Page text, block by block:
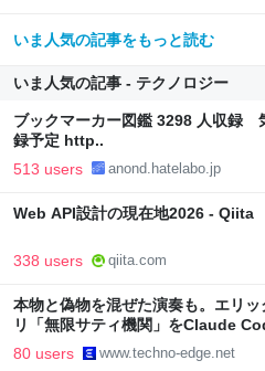
いま人気の記事をもっと読む
いま人気の記事 - テクノロジー
ブックマーカー図鑑 3298 人収録
録予定 http..
513 users anond.hatelabo.jp
Web API設計の現在地2026 - Qiita
338 users qiita.com
本物と偽物を混ぜた演奏も。エリ
リ「無限サティ機関」をClaude
（CloseBox） | テクノエッジ
80 users www.techno-edge.net